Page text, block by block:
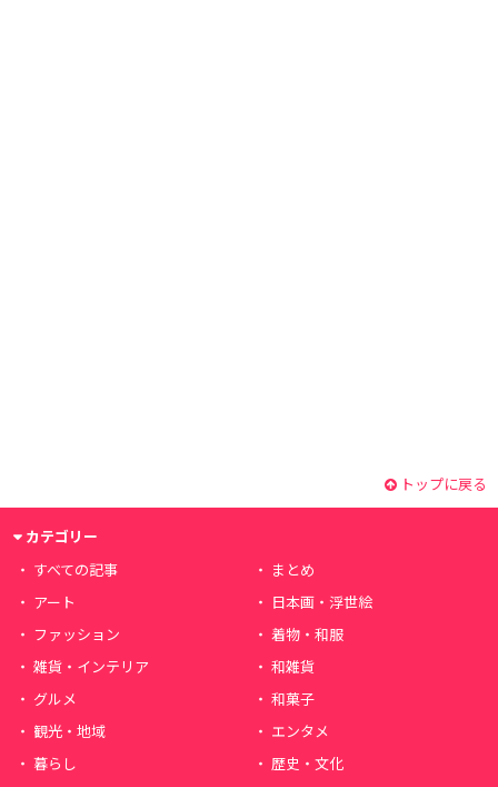
トップに戻る
カテゴリー
すべての記事
まとめ
アート
日本画・浮世絵
ファッション
着物・和服
雑貨・インテリア
和雑貨
グルメ
和菓子
観光・地域
エンタメ
暮らし
歴史・文化